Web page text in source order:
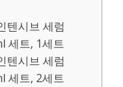
텐시브 세럼
세트, 1세트
텐시브 세럼
세트, 2세트